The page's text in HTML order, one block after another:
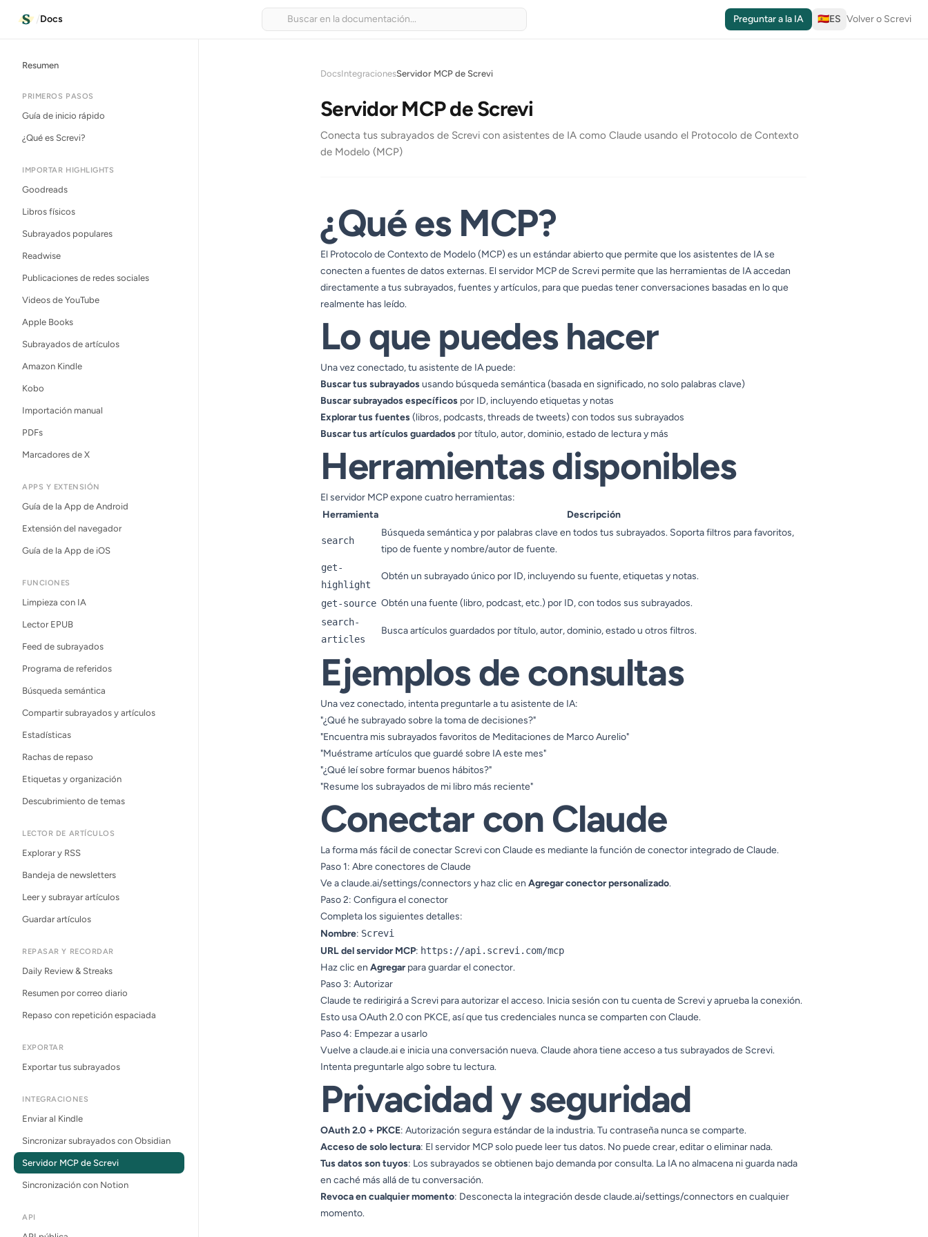
/Docs Preguntar a la IA 🇪🇸ES Volver o Screvi
Resumen
PRIMEROS PASOS
Guía de inicio rápido
¿Qué es Screvi?
IMPORTAR HIGHLIGHTS
Goodreads
Libros físicos
Subrayados populares
Readwise
Publicaciones de redes sociales
Videos de YouTube
Apple Books
Subrayados de artículos
Amazon Kindle
Kobo
Importación manual
PDFs
Marcadores de X
APPS Y EXTENSIÓN
Guía de la App de Android
Extensión del navegador
Guía de la App de iOS
FUNCIONES
Limpieza con IA
Lector EPUB
Feed de subrayados
Programa de referidos
Búsqueda semántica
Compartir subrayados y artículos
Estadísticas
Rachas de repaso
Etiquetas y organización
Descubrimiento de temas
LECTOR DE ARTÍCULOS
Explorar y RSS
Bandeja de newsletters
Leer y subrayar artículos
Guardar artículos
REPASAR Y RECORDAR
Daily Review & Streaks
Resumen por correo diario
Repaso con repetición espaciada
EXPORTAR
Exportar tus subrayados
INTEGRACIONES
Enviar al Kindle
Sincronizar subrayados con Obsidian
Servidor MCP de Screvi
Sincronización con Notion
API
DocsIntegracionesServidor MCP de Screvi
Servidor MCP de Screvi
Conecta tus subrayados de Screvi con asistentes de IA como Claude usando el Protocolo de Contexto
de Modelo (MCP)
¿Qué es MCP?
El Protocolo de Contexto de Modelo(MCP) es un estándar abierto que permite que los asistentes de IA se
conecten a fuentes de datos externas. El servidor MCP de Screvi permite que las herramientas de IA accedan
directamente a tus subrayados, fuentes y artículos, para que puedas tener conversaciones basadas en lo que
realmente has leído.
Lo que puedes hacer
Una vez conectado, tu asistente de IA puede:
Buscar tus subrayadosusando búsqueda semántica (basada en significado, no solo palabras clave)
Buscar subrayados específicos por ID, incluyendo etiquetas y notas
Explorar tus fuentes(libros, podcasts, threads de tweets) con todos sus subrayados
Buscar tus artículos guardados por título, autor, dominio, estado de lectura y más
Herramientas disponibles
El servidor MCP expone cuatro herramientas:
Herramienta
Descripción
search
Búsqueda semántica y por palabras clave en todos tus subrayados. Soporta filtros para favoritos,
tipo de fuente y nombre/autor de fuente.
get-
highlight
Obtén un subrayado único por ID, incluyendo su fuente, etiquetas y notas.
get-source Obtén una fuente (libro, podcast, etc.) por ID, con todos sus subrayados.
search-
articles
Busca artículos guardados por título, autor, dominio, estado u otros filtros.
Ejemplos de consultas
Una vez conectado, intenta preguntarle a tu asistente de IA:
"¿Qué he subrayado sobre la toma de decisiones?"
"Encuentra mis subrayados favoritos de Meditaciones de Marco Aurelio"
"Muéstrame artículos que guardé sobre IA este mes"
"¿Qué leí sobre formar buenos hábitos?"
"Resume los subrayados de mi libro más reciente"
Conectar con Claude
La forma más fácil de conectar Screvi con Claude es mediante la función de conector integrado de Claude.
Paso 1: Abre conectores de Claude
Ve aclaude.ai/settings/connectors y haz clic en Agregar conector personalizado.
Paso 2: Configura el conector
Completa los siguientes detalles:
Nombre: Screvi
URL del servidor MCP: https://api.screvi.com/mcp
Haz clic en Agregarpara guardar el conector.
Paso 3: Autorizar
Claude te redirigirá a Screvi para autorizar el acceso. Inicia sesión con tu cuenta de Screvi y aprueba la conexión.
Esto usa OAuth 2.0 con PKCE, así que tus credenciales nunca se comparten con Claude.
Paso 4: Empezar a usarlo
Vuelve aclaude.aie inicia una conversación nueva. Claude ahora tiene acceso a tus subrayados de Screvi.
Intenta preguntarle algo sobre tu lectura.
Privacidad y seguridad
OAuth 2.0 + PKCE: Autorización segura estándar de la industria. Tu contraseña nunca se comparte.
Acceso de solo lectura: El servidor MCP solo puede leer tus datos. No puede crear, editar o eliminar nada.
Tus datos son tuyos: Los subrayados se obtienen bajo demanda por consulta. La IA no almacena ni guarda nada
en caché más allá de tu conversación.
Revoca en cualquier momento: Desconecta la integración desdeclaude.ai/settings/connectors en cualquier
momento.